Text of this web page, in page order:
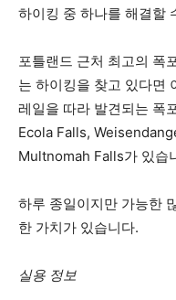
하이킹 중 하나를 해결할
포틀랜드 근처 최고의 폭
는 하이킹을 찾고 있다면
레일을 따라 발견되는 폭
Ecola Falls,
Multnomah Falls가 있습
하루 종일이지만 가능한
한 가치가 있습니다.
실용 정보